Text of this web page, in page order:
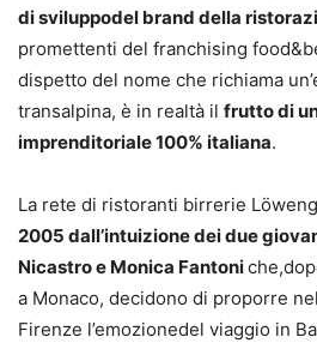
di sviluppodel brand della
promettenti del franchising
dispetto del nome che richiama
transalpina, è in realtà il frutto di
imprenditoriale 100% italiana.
La rete di ristoranti birrerie
2005 dall’intuizione dei due
Nicastro e Monica Fantoni
a Monaco, decidono di proporre
Firenze l’emozionedel viaggio in